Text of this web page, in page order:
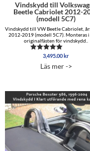
Vindskydd till
Beetle Cabriolet 2012-
(modell 5C7)
Vindskydd till VW Beetle Cabriolet,
2012-2019 (modell 5C7). Monteras
originalfästen för vindskydd..
Betygsatt
av 5
3,495.00 kr
Läs mer ->